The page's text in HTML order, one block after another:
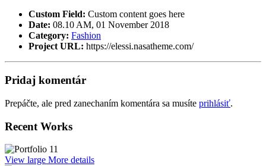
Custom Field: Custom content goes here
Date: 08.10 AM, 01 November 2018
Category: Fashion
Project URL: https://elessi.nasatheme.com/
Pridaj komentár
Prepáčte, ale pred zanechaním komentára sa musíte prihlásiť.
Recent Works
View large More details